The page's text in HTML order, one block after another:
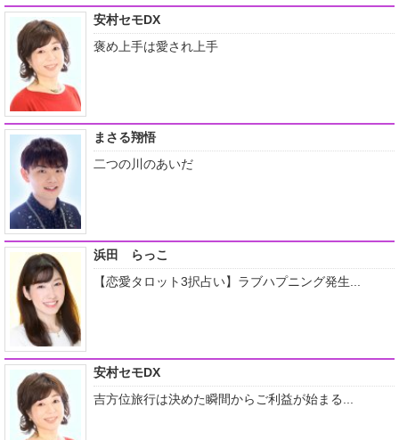
安村セモDX
褒め上手は愛され上手
まさる翔悟
二つの川のあいだ
浜田 らっこ
【恋愛タロット3択占い】ラブハプニング発生...
安村セモDX
吉方位旅行は決めた瞬間からご利益が始まる...